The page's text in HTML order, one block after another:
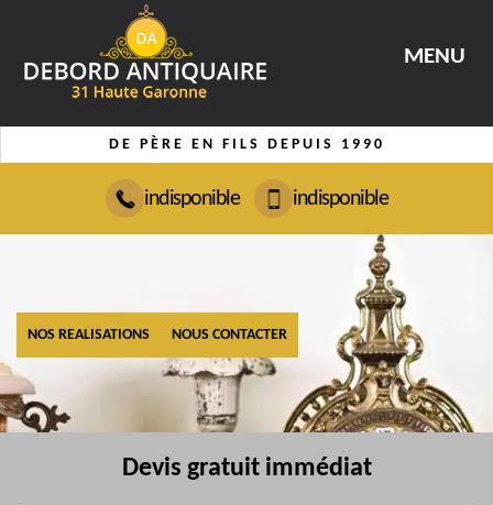
MENU
DE PÈRE EN FILS DEPUIS 1990
indisponible indisponible
NOS REALISATIONS NOUS CONTACTER
Devis gratuit immédiat